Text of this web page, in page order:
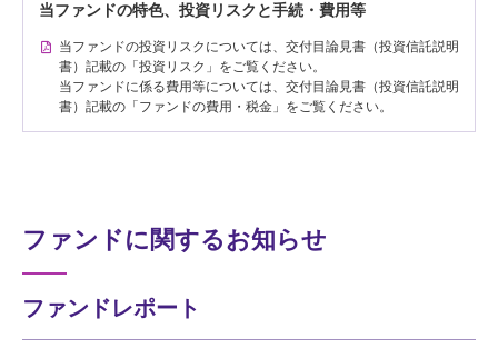
当ファンドの特色、投資リスクと手続・費用等
当ファンドの投資リスクについては、交付目論見書（投資信託説明
書）記載の「投資リスク」をご覧ください。
当ファンドに係る費用等については、交付目論見書（投資信託説明
書）記載の「ファンドの費用・税金」をご覧ください。
ファンドに関するお知らせ
ファンドレポート